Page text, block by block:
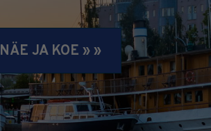
NÄE JA KOE » »